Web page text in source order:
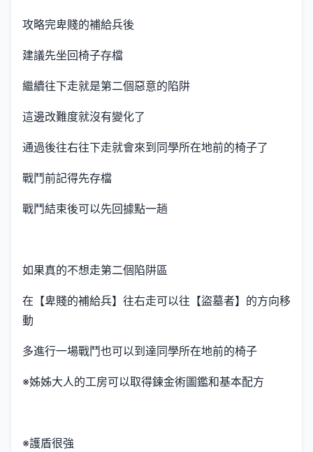
攻略完卑賤的補給兵後
建議先坐回椅子存檔
繼續往下走就是第二個惡意的陷阱
這邊改難度就沒有變化了
通過後往右往下走就會來到同學所在地前的椅子了
戰鬥前記得先存檔
戰鬥結束後可以先回據點一趟
如果真的不想走第二個陷阱區
在【卑賤的補給兵】往右走可以往【盜墓者】的方向移
動
多進行一場戰鬥也可以到達同學所在地前的椅子
※姊姊大人的工房可以取得鍊金術圖鑑和基本配方
※護盾很強